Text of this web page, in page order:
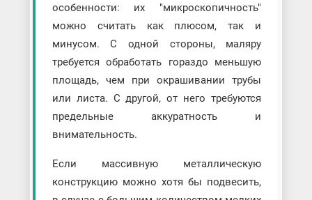
особенности: их "микроскопичность"
можно считать как плюсом, так и
минусом. С одной стороны, маляру
требуется обработать гораздо меньшую
площадь, чем при окрашивании трубы
или листа. С другой, от него требуются
предельные аккуратность и
внимательность.
Если массивную металлическую
конструкцию можно хотя бы подвесить,